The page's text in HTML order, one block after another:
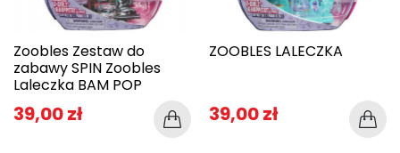
Zoobles Zestaw do
zabawy SPIN Zoobles
Laleczka BAM POP
39,00 zł
ZOOBLES LALECZKA
39,00 zł